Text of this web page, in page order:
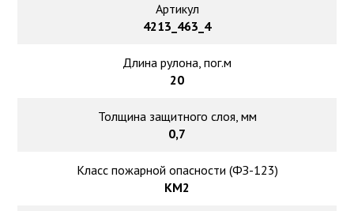
Артикул
4213_463_4
Длина рулона, пог.м
20
Толщина защитного слоя, мм
0,7
Класс пожарной опасности (ФЗ-123)
КМ2